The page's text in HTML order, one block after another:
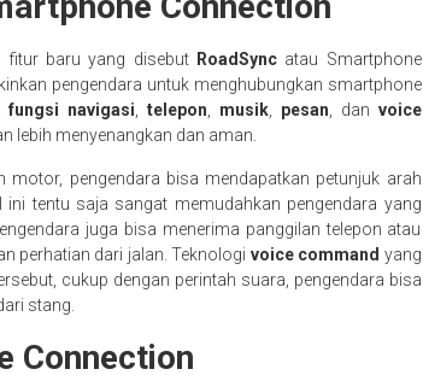
fitur baru yang disebut RoadSyncatau Smartphone
pengendara untuk menghubungkan smartphone
fungsi navigasi ,telepon musik pesan , dan voice
lebih menyenangkan dan aman.
pengendara bisa mendapatkan petunjuk arah
tentu saja sangat memudahkan pengendara yang
juga bisa menerima panggilan telepon atau
perhatian dari jalan. Teknologi voice command yang
cukup dengan perintah suara, pengendara bisa
stang.
Connection